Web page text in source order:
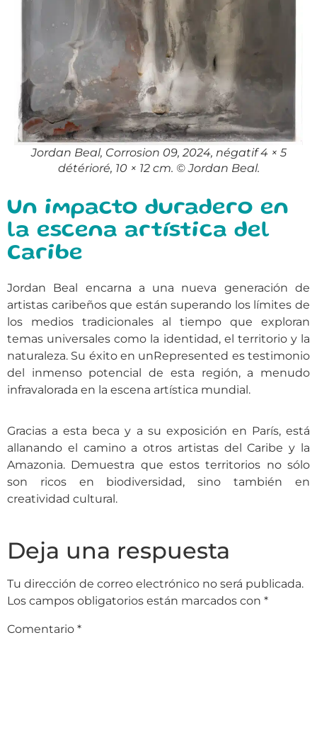
Jordan Beal, Corrosion 09, 2024, négatif 4 × 5
détérioré, 10 × 12 cm. © Jordan Beal.
Un impacto duradero en
la escena artística del
Caribe
Jordan Beal encarna a una nueva generación de
artistas caribeños que están superando los límites de
los medios tradicionales al tiempo que exploran
temas universales como la identidad, el territorio y la
naturaleza. Su éxito en unRepresented es testimonio
del inmenso potencial de esta región, a menudo
infravalorada en la escena artística mundial.
Gracias a esta beca y a su exposición en París, está
allanando el camino a otros artistas del Caribe y la
Amazonia. Demuestra que estos territorios no sólo
son ricos en biodiversidad, sino también en
creatividad cultural.
Deja una respuesta
Tu dirección de correo electrónico no será publicada.
Los campos obligatorios están marcados con *
Comentario *